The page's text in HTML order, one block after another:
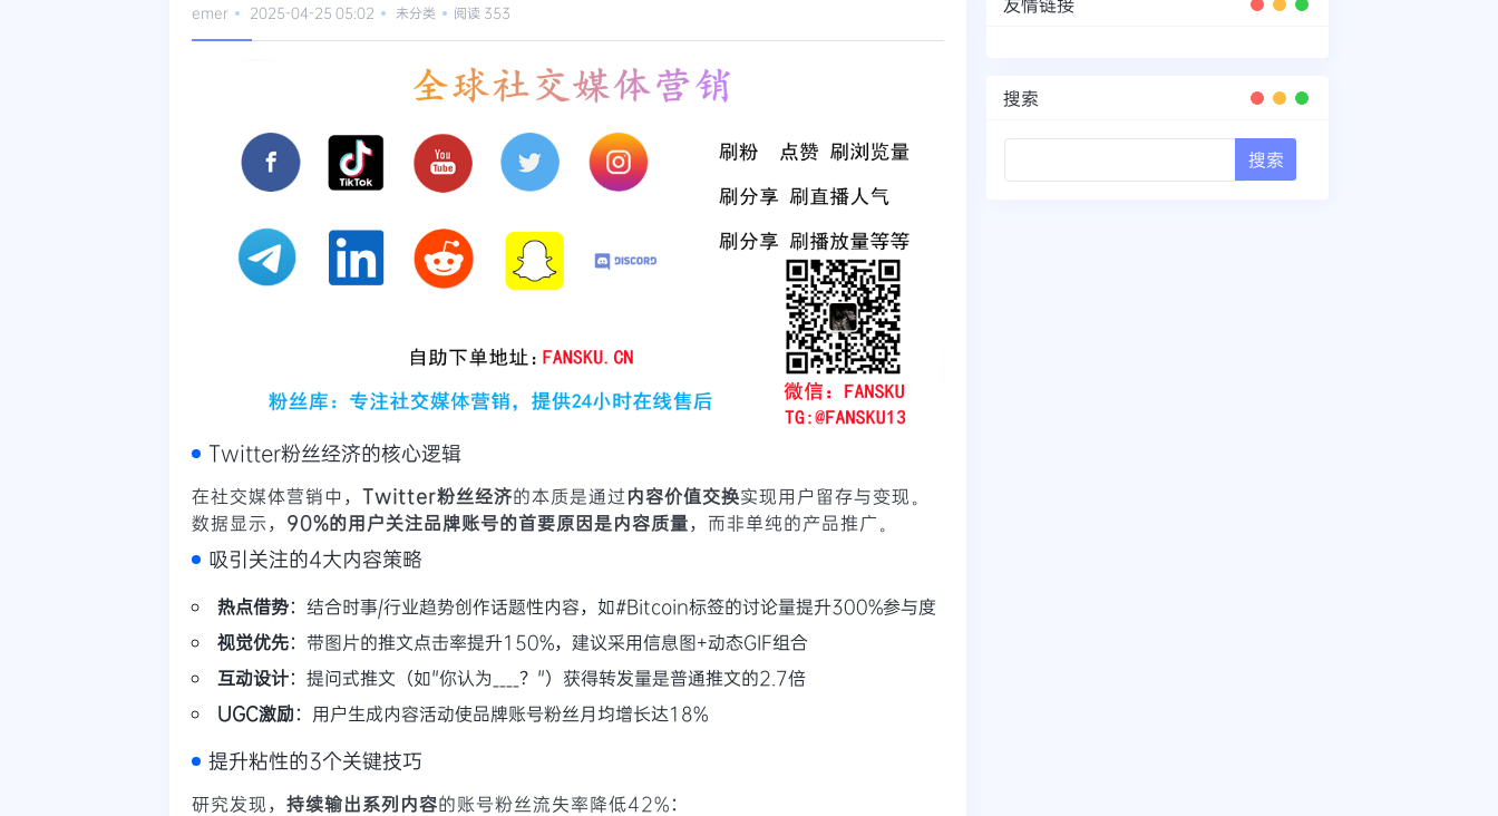
emer 2025-04-25 05:02 未分类 阅读 353
Twitter粉丝经济的核心逻辑
在社交媒体营销中， Twitter粉丝经济的本质是通过内容价值交换实现用户留存与变现。
数据显示， 90%的用户关注品牌账号的首要原因是内容质量，而非单纯的产品推广。
吸引关注的4大内容策略
热点借势：结合时事/行业趋势创作话题性内容，如#Bitcoin标签的讨论量提升300%参与度
视觉优先：带图片的推文点击率提升150%，建议采用信息图+动态GIF组合
互动设计：提问式推文（如"你认为____？"）获得转发量是普通推文的2.7倍
UGC激励：用户生成内容活动使品牌账号粉丝月均增长达18%
提升粘性的3个关键技巧
研究发现， 持续输出系列内容的账号粉丝流失率降低42%：
搜索